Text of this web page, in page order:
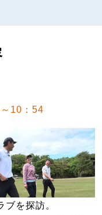
10：54
を探訪。